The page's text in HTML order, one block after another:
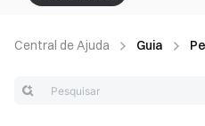
Central de Ajuda Guia